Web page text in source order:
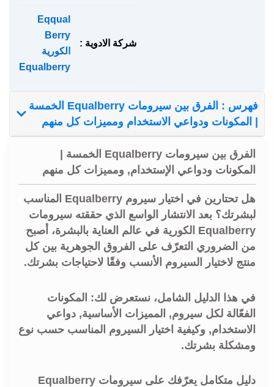
شركة الادوية :
Eqqual
Berry
الكورية
Equalberry
فهرس : الفرق بين سيرومات Equalberry الخمسة
| المكونات ودواعي الاستخدام ومميزات كل منهم
الفرق بين سيرومات Equalberry الخمسة |
المكونات ودواعي الإستخدام, ومميزات كل منهم
هل تحتارين في اختيار سيروم Equalberry المناسب
لبشرتك؟ بعد الانتشار الواسع الذي حققته سيرومات
Equalberry الكورية في عالم العناية بالبشرة، أصبح
من الضروري التعرّف على الفروق الجوهرية بين كل
منتج لاختيار السيروم الأنسب وفقًا لاحتياجات بشرتك.
في هذا الدليل الشامل، نستعرض لك: المكونات
الفعّالة لكل سيروم, المميزات الأساسية, دواعي
الاستخدام, وكيفية اختيار السيروم المناسب حسب نوع
ومشكلة بشرتك.
دليل متكامل يعرّفك على سيرومات Equalberry